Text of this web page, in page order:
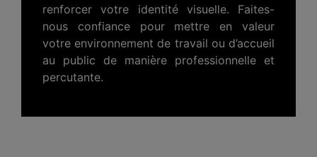
renforcer votre identité visuelle. Faites-
nous confiance pour mettre en valeur
votre environnement de travail ou d’accueil
au public de manière professionnelle et
percutante.